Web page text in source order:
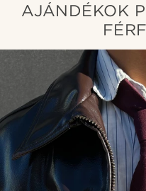
AJÁNDÉKOK